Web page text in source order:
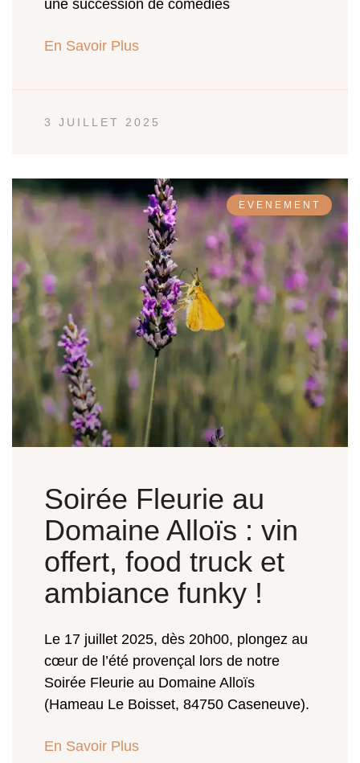
une succession de comédies
En Savoir Plus
3 JUILLET 2025
EVENEMENT
Soirée Fleurie au
Domaine Alloïs : vin
offert, food truck et
ambiance funky !
Le 17 juillet 2025, dès 20h00, plongez au
cœur de l’été provençal lors de notre
Soirée Fleurie au Domaine Alloïs
(Hameau Le Boisset, 84750 Caseneuve).
En Savoir Plus